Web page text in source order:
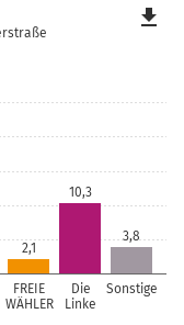
FREIE
WÄHLER
Die
Linke
Sonstige
2,1
10,3
3,8
file_download